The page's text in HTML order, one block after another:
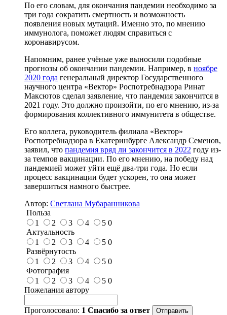
По его словам, для окончания пандемии необходимо за
три года сократить смертность и возможность
появления новых мутаций. Именно это, по мнению
иммунолога, поможет людям справиться с
коронавирусом.
Напомним, ранее учёные уже выносили подобные
прогнозы об окончании пандемии. Например, в ноябре
2020 года генеральный директор Государственного
научного центра «Вектор» Роспотребнадзора Ринат
Максютов сделал заявление, что пандемия закончится в
2021 году. Это должно произойти, по его мнению, из-за
формирования коллективного иммунитета в обществе.
Его коллега, руководитель филиала «Вектор»
Роспотребнадзора в Екатеринбурге Александр Семенов,
заявил, что пандемия вряд ли закончится в 2022 году из-
за темпов вакцинации. По его мнению, на победу над
пандемией может уйти ещё два-три года. Но если
процесс вакцинации будет ускорен, то она может
завершиться намного быстрее.
Автор: Светлана Мубаранникова
Польза
1
2 3 4 5 0
Актуальность
1
2 3 4 5 0
Развёрнутость
1
2 3 4 5 0
Фотография
1
2 3 4 5 0
Пожелания автору
Проголосовало: 1 Спасибо за ответ